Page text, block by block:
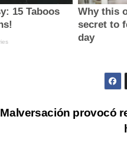
Malversación provocó